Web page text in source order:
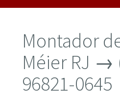
Montador
Méier RJ →
96821-0645